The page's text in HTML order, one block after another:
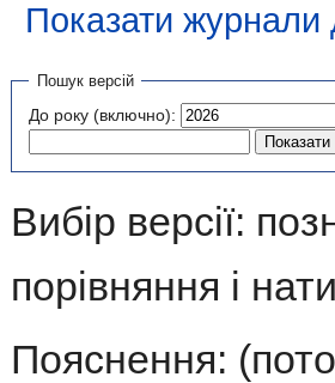
Показати журнали
Пошук версій
До року (включно):
Вибір версії:
порівняння і
Пояснення: